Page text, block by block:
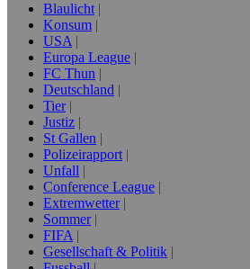
Blaulicht
Konsum
USA
Europa League
FC Thun
Deutschland
Tier
Justiz
St Gallen
Polizeirapport
Unfall
Conference League
Extremwetter
Sommer
FIFA
Gesellschaft & Politik